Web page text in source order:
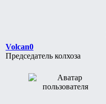
Volcan0
Председатель колхоза